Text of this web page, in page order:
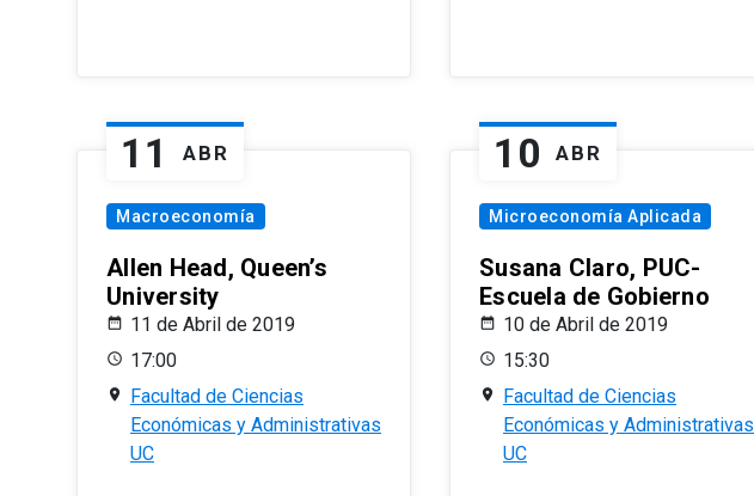
11 ABR
Macroeconomía
Allen Head, Queen’s
University
11 de Abril de 2019
17:00
Facultad de Ciencias
Económicas y Administrativas
UC
10 ABR
Microeconomía Aplicada
Susana Claro, PUC-
Escuela de Gobierno
10 de Abril de 2019
15:30
Facultad de Ciencias
Económicas y Administrativas
UC